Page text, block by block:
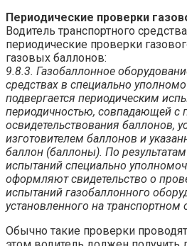
Периодические проверки
Водитель транспортного
периодические проверки
газовых баллонов:
9.8.3. Газобаллонное
средствах в специально
подвергается периодическим
периодичностью, совпадающей с
освидетельствования баллонов,
изготовителем баллонов и
баллон (баллоны). По
испытаний специально
оформляют свидетельство о
испытаний газобаллонного
установленного на транспортном
Обычно такие проверки